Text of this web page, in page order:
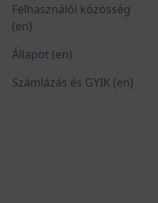
Felhasználói közösség
(en)
Állapot (en)
Számlázás és GYIK (en)